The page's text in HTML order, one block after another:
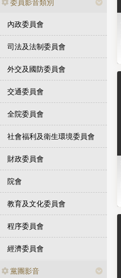
委員影音類別
內政委員會
司法及法制委員會
外交及國防委員會
交通委員會
全院委員會
社會福利及衛生環境委員會
財政委員會
院會
教育及文化委員會
程序委員會
經濟委員會
黨團影音